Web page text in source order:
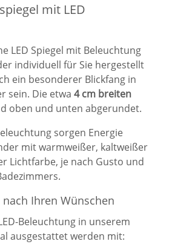
mit LED
LED Spiegel mit Beleuchtung
individuell für Sie hergestellt
ein besonderer Blickfang in
sein. Die etwa 4 cm breiten
oben und unten abgerundet.
sorgen Energie
mit warmweißer, kaltweißer
Lichtfarbe, je nach Gusto und
Ihren Wünschen
Beleuchtung in unserem
ausgestattet werden mit: